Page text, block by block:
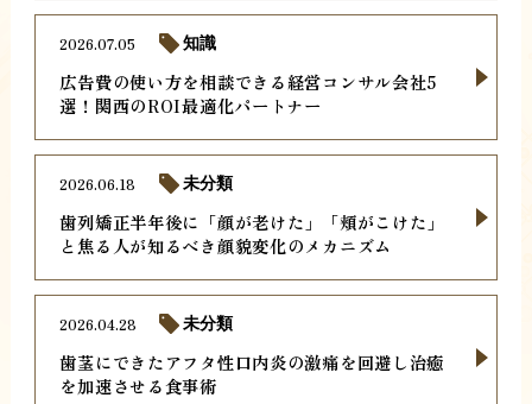
広告費の使い方を相談できる経営コンサル会社5
選！関西のROI最適化パートナー
2026.07.05 知識
歯列矯正半年後に「顔が老けた」「頬がこけた」
と焦る人が知るべき顔貌変化のメカニズム
2026.06.18 未分類
歯茎にできたアフタ性口内炎の激痛を回避し治癒
を加速させる食事術
2026.04.28 未分類